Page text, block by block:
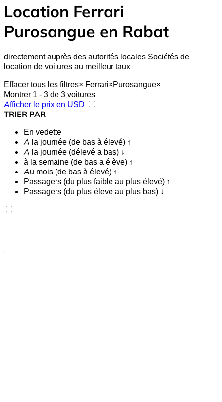
Location Ferrari
Purosangue en Rabat
directement auprès des autorités locales Sociétés de
location de voitures au meilleur taux
Effacer tous les filtres× Ferrari×Purosangue×
Montrer 1 - 3 de 3 voitures
Afficher le prix en USD
TRIER PAR
En vedette
A la journée (de bas à élevé) ↑
A la journée (délevé a bas) ↓
à la semaine (de bas a élève) ↑
Au mois (de bas à élevé) ↑
Passagers (du plus faible au plus élevé) ↑
Passagers (du plus élevé au plus bas) ↓